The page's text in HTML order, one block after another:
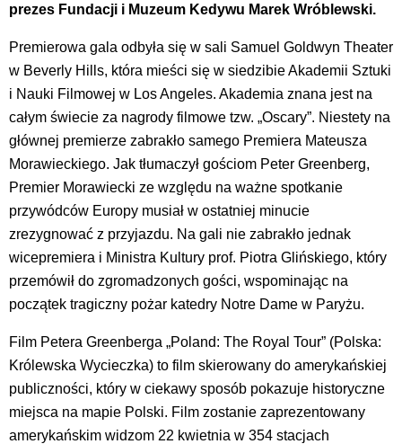
prezes Fundacji i Muzeum Kedywu Marek Wróblewski.
Premierowa gala odbyła się w sali Samuel Goldwyn Theater
w Beverly Hills, która mieści się w siedzibie Akademii Sztuki
i Nauki Filmowej w Los Angeles. Akademia znana jest na
całym świecie za nagrody filmowe tzw. „Oscary”. Niestety na
głównej premierze zabrakło samego Premiera Mateusza
Morawieckiego. Jak tłumaczył gościom Peter Greenberg,
Premier Morawiecki ze względu na ważne spotkanie
przywódców Europy musiał w ostatniej minucie
zrezygnować z przyjazdu. Na gali nie zabrakło jednak
wicepremiera i Ministra Kultury prof. Piotra Glińskiego, który
przemówił do zgromadzonych gości, wspominając na
początek tragiczny pożar katedry Notre Dame w Paryżu.
Film Petera Greenberga „Poland: The Royal Tour” (Polska:
Królewska Wycieczka) to film skierowany do amerykańskiej
publiczności, który w ciekawy sposób pokazuje historyczne
miejsca na mapie Polski. Film zostanie zaprezentowany
amerykańskim widzom 22 kwietnia w 354 stacjach